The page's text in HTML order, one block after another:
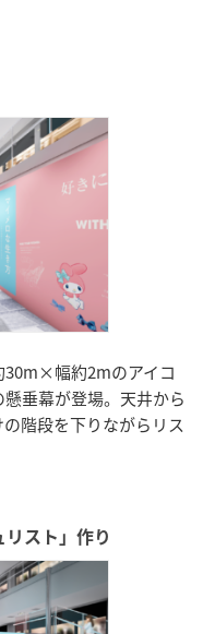
30m×幅約2mのアイコ
垂幕が登場。天井から
階段を下りながらリス
スト」作り